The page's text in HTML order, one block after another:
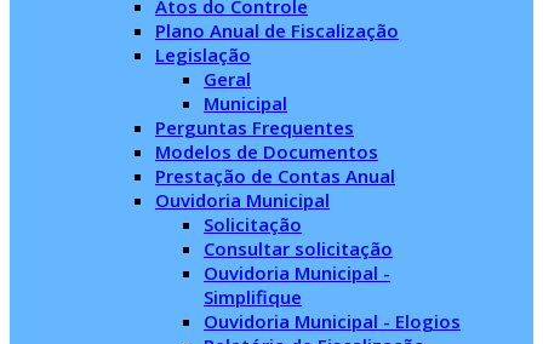
Atos do Controle
Plano Anual de Fiscalização
Legislação
Geral
Municipal
Perguntas Frequentes
Modelos de Documentos
Prestação de Contas Anual
Ouvidoria Municipal
Solicitação
Consultar solicitação
Ouvidoria Municipal -
Simplifique
Ouvidoria Municipal - Elogios